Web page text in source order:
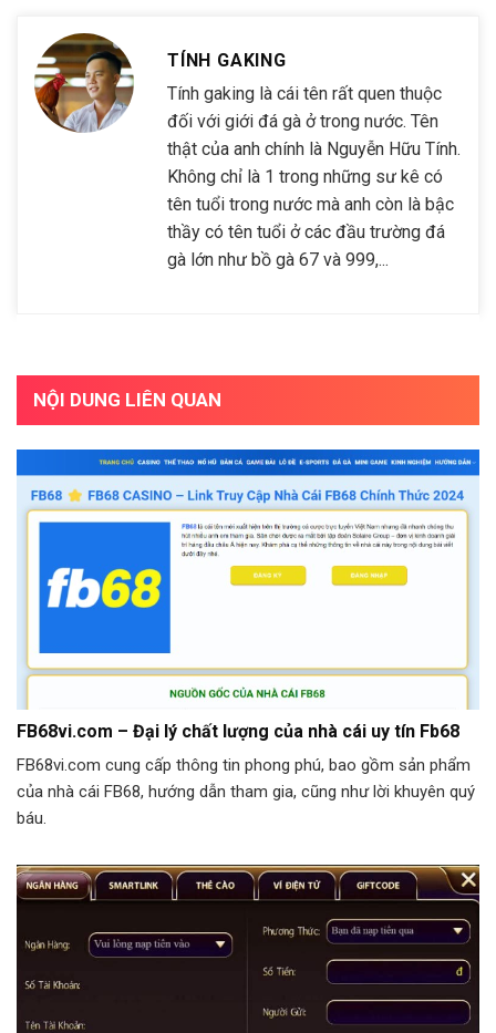
TÍNH GAKING
Tính gaking là cái tên rất quen thuộc
đối với giới đá gà ở trong nước. Tên
thật của anh chính là Nguyễn Hữu Tính.
Không chỉ là 1 trong những sư kê có
tên tuổi trong nước mà anh còn là bậc
thầy có tên tuổi ở các đầu trường đá
gà lớn như bồ gà 67 và 999,...
NỘI DUNG LIÊN QUAN
FB68vi.com – Đại lý chất lượng của nhà cái uy tín Fb68
FB68vi.com cung cấp thông tin phong phú, bao gồm sản phẩm
của nhà cái FB68, hướng dẫn tham gia, cũng như lời khuyên quý
báu.